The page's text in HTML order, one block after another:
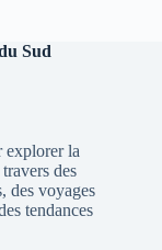
Sud
explorer la
des
des voyages
tendances